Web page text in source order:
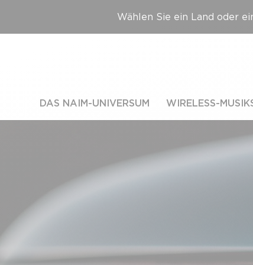
Wählen Sie ein Land oder
DAS NAIM-UNIVERSUM WIRELESS-